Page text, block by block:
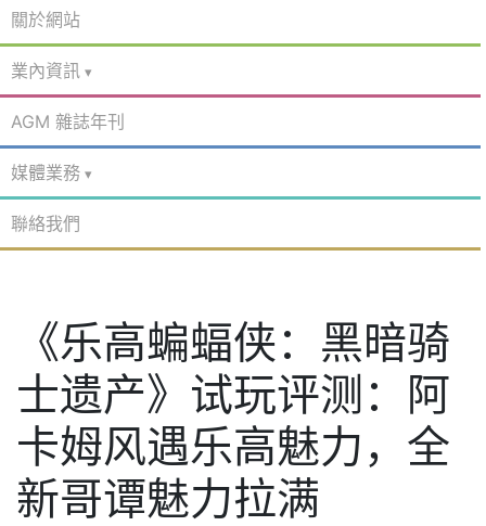
關於網站
業內資訊
AGM 雜誌年刊
媒體業務
聯絡我們
《乐高蝙蝠侠：黑暗骑
士遗产》试玩评测：阿
卡姆风遇乐高魅力，全
新哥谭魅力拉满